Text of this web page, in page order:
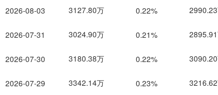
2026-08-03
2026-07-31
2026-07-30
2026-07-29
3127.80万 0.22%
3024.90万 0.21%
3180.38万 0.22%
3342.14万 0.23%